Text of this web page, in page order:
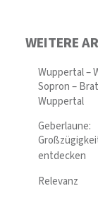
WEITERE
Wuppertal –
Sopron –
Wuppertal
Geberlaune:
entdecken
Relevanz